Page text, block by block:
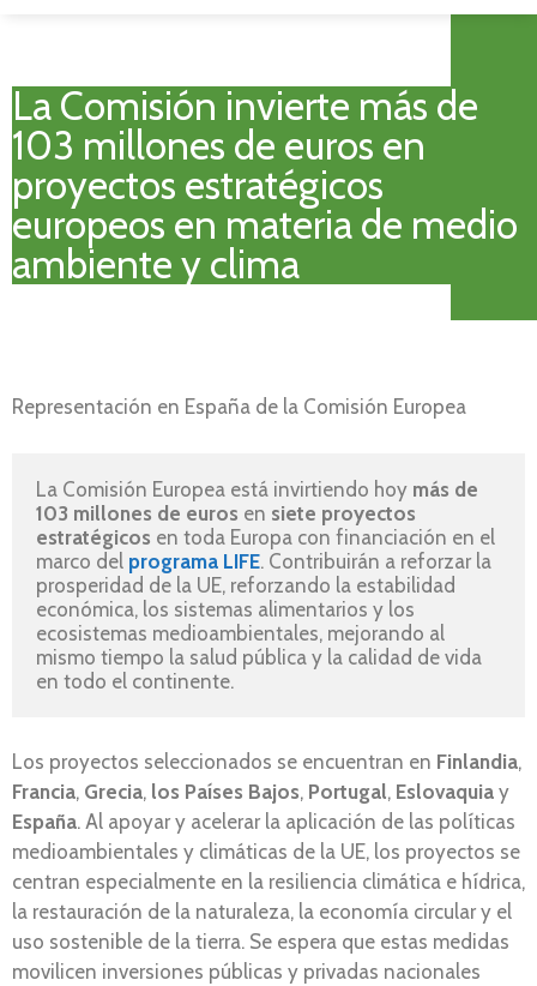
La Comisión invierte más de
103 millones de euros en
proyectos estratégicos
europeos en materia de medio
ambiente y clima
Representación en España de la Comisión Europea
La Comisión Europea está invirtiendo hoy más de
103 millones de euros en siete proyectos
estratégicos en toda Europa con financiación en el
marco del programa LIFE. Contribuirán a reforzar la
prosperidad de la UE, reforzando la estabilidad
económica, los sistemas alimentarios y los
ecosistemas medioambientales, mejorando al
mismo tiempo la salud pública y la calidad de vida
en todo el continente.
Los proyectos seleccionados se encuentran en Finlandia,
Francia, Grecia, los Países Bajos, Portugal, Eslovaquia y
España. Al apoyar y acelerar la aplicación de las políticas
medioambientales y climáticas de la UE, los proyectos se
centran especialmente en la resiliencia climática e hídrica,
la restauración de la naturaleza, la economía circular y el
uso sostenible de la tierra. Se espera que estas medidas
movilicen inversiones públicas y privadas nacionales